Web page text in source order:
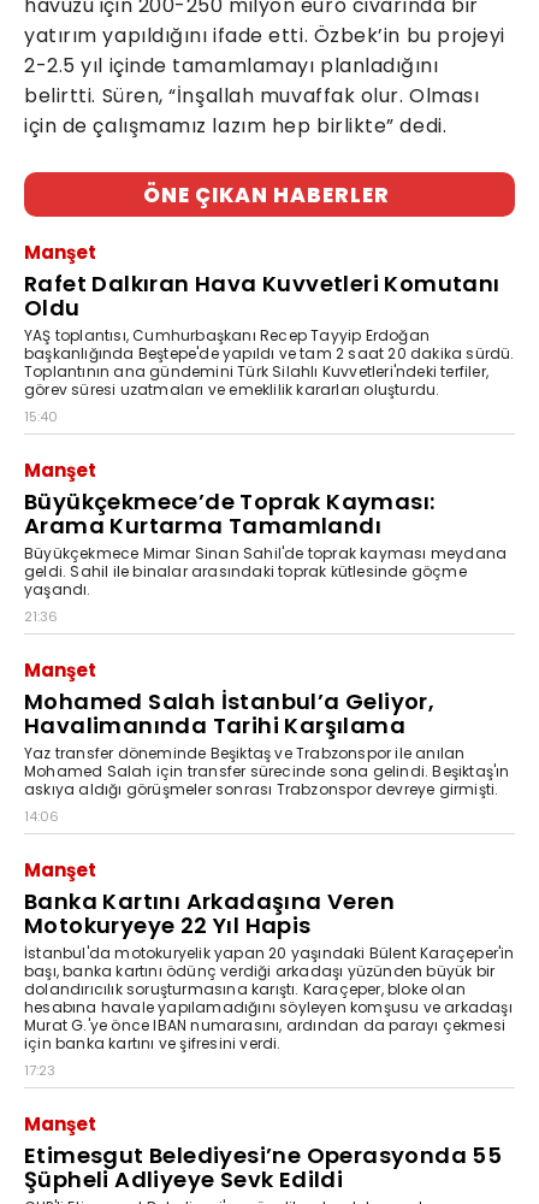
yatırım yapıldığını ifade etti. Özbek’in bu projeyi
2-2.5 yıl içinde tamamlamayı planladığını
belirtti. Süren, “İnşallah muvaffak olur. Olması
için de çalışmamız lazım hep birlikte” dedi.
ÖNE ÇIKAN HABERLER
Manşet
Rafet Dalkıran Hava Kuvvetleri Komutanı
Oldu
YAŞ toplantısı, Cumhurbaşkanı Recep Tayyip Erdoğan
başkanlığında Beştepe'de yapıldı ve tam 2 saat 20 dakika sürdü.
Toplantının ana gündemini Türk Silahlı Kuvvetleri'ndeki terfiler,
görev süresi uzatmaları ve emeklilik kararları oluşturdu.
15:40
Manşet
Büyükçekmece’de Toprak Kayması:
Arama Kurtarma Tamamlandı
Büyükçekmece Mimar Sinan Sahil'de toprak kayması meydana
geldi. Sahil ile binalar arasındaki toprak kütlesinde göçme
yaşandı.
21:36
Manşet
Mohamed Salah İstanbul’a Geliyor,
Havalimanında Tarihi Karşılama
Yaz transfer döneminde Beşiktaş ve Trabzonspor ile anılan
Mohamed Salah için transfer sürecinde sona gelindi. Beşiktaş'ın
askıya aldığı görüşmeler sonrası Trabzonspor devreye girmişti.
14:06
Manşet
Banka Kartını Arkadaşına Veren
Motokuryeye 22 Yıl Hapis
İstanbul'da motokuryelik yapan 20 yaşındaki Bülent Karaçeper'in
başı, banka kartını ödünç verdiği arkadaşı yüzünden büyük bir
dolandırıcılık soruşturmasına karıştı. Karaçeper, bloke olan
hesabına havale yapılamadığını söyleyen komşusu ve arkadaşı
Murat G.'ye önce IBAN numarasını, ardından da parayı çekmesi
için banka kartını ve şifresini verdi.
17:23
Manşet
Etimesgut Belediyesi’ne Operasyonda 55
Şüpheli Adliyeye Sevk Edildi